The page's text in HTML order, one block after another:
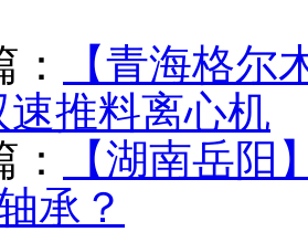
【青海格
速推料离心机
【湖南岳阳
承？